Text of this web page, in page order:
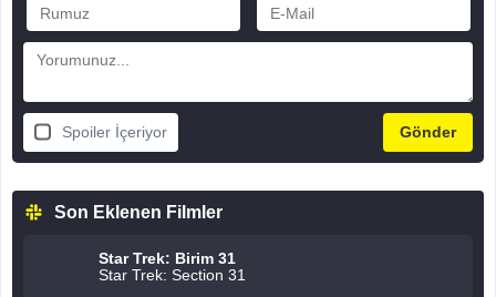
Spoiler İçeriyor
Son Eklenen Filmler
Star Trek: Birim 31
Star Trek: Section 31